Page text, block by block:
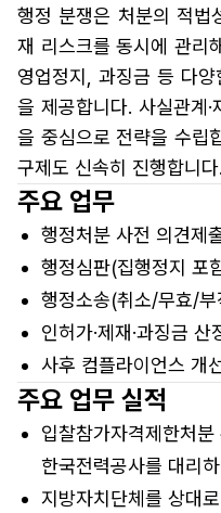
행정 분쟁은 처분의 적법
재 리스크를 동시에 관리
영업정지, 과징금 등 다
을 제공합니다. 사실관계
을 중심으로 전략을 수립
구제도 신속히 진행합니다.
주요 업무
행정처분 사전 의견제
행정심판(집행정지 포
행정소송(취소/무효/부
인허가·제재·과징금 산
사후 컴플라이언스 개
주요 업무 실적
입찰참가자격제한처
한국전력공사를 대리
지방자치단체를 상대로